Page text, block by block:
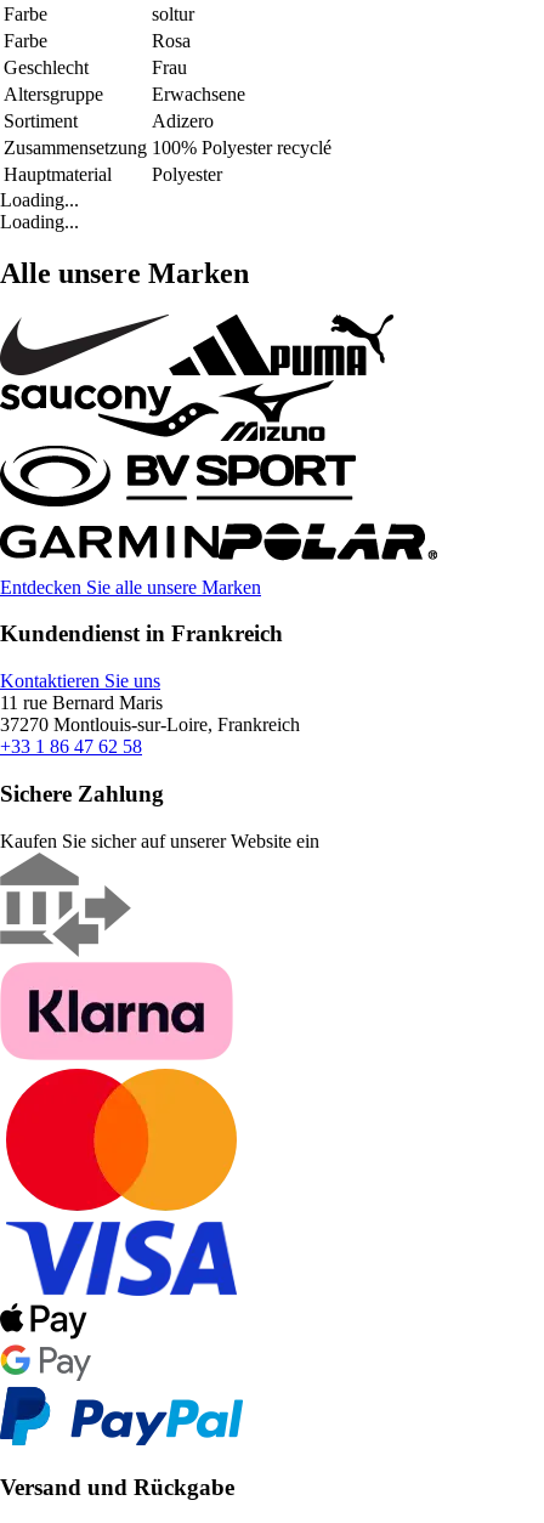
Farbe
soltur
Farbe
Rosa
Geschlecht
Frau
Altersgruppe
Erwachsene
Sortiment
Adizero
Zusammensetzung 100% Polyester recyclé
Hauptmaterial
Polyester
Loading...
Loading...
Alle unsere Marken
Entdecken Sie alle unsere Marken
Kundendienst in Frankreich
Kontaktieren Sie uns
11 rue Bernard Maris
37270 Montlouis-sur-Loire, Frankreich
+33 1 86 47 62 58
Sichere Zahlung
Kaufen Sie sicher auf unserer Website ein
Versand und Rückgabe